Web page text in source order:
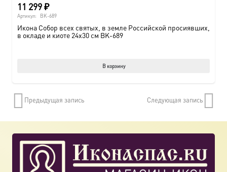
11 299₽
Артикул: BK-689
Икона Собор всех святых, в земле Российской просиявших,
в окладе и киоте 24х30 см BK-689
В корзину
Предыдущая запись Следующая запись